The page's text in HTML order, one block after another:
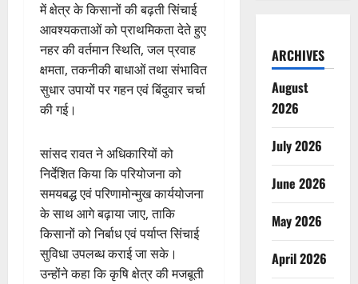
में क्षेत्र के किसानों की बढ़ती सिंचाई
आवश्यकताओं को प्राथमिकता देते हुए
नहर की वर्तमान स्थिति, जल प्रवाह
क्षमता, तकनीकी बाधाओं तथा संभावित
सुधार उपायों पर गहन एवं बिंदुवार चर्चा
की गई।
सांसद रावत ने अधिकारियों को
निर्देशित किया कि परियोजना को
समयबद्ध एवं परिणामोन्मुख कार्ययोजना
के साथ आगे बढ़ाया जाए, ताकि
किसानों को निर्बाध एवं पर्याप्त सिंचाई
सुविधा उपलब्ध कराई जा सके।
उन्होंने कहा कि कृषि क्षेत्र की मजबूती
ARCHIVES
August
2026
July 2026
June 2026
May 2026
April 2026